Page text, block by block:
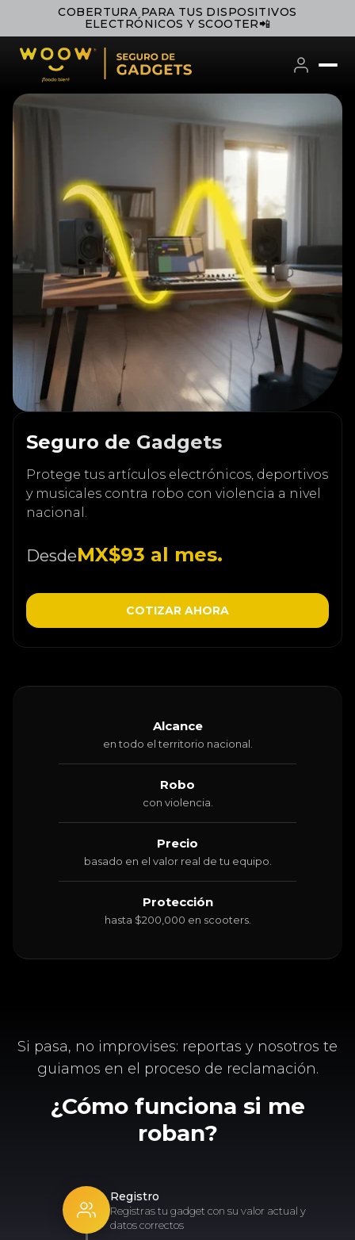
COBERTURA PARA TUS DISPOSITIVOS
ELECTRÓNICOS Y SCOOTER📲
Seguro de Gadgets
Protege tus artículos electrónicos, deportivos
y musicales contra robo con violencia a nivel
nacional.
DesdeMX$93 al mes.
COTIZAR AHORA
Alcance
en todo el territorio nacional.
Robo
con violencia.
Precio
basado en el valor real de tu equipo.
Protección
hasta $200,000 en scooters.
Si pasa, no improvises: reportas y nosotros te
guiamos en el proceso de reclamación.
¿Cómo funciona si me
roban?
Registro
Registras tu gadget con su valor actual y
datos correctos